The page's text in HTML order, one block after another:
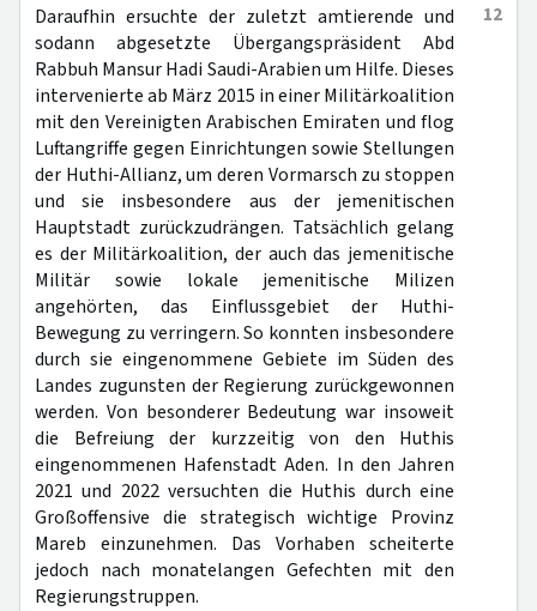
12
Daraufhin ersuchte der zuletzt amtierende und
sodann abgesetzte Übergangspräsident Abd
Rabbuh Mansur Hadi Saudi-Arabien um Hilfe. Dieses
intervenierte ab März 2015 in einer Militärkoalition
mit den Vereinigten Arabischen Emiraten und flog
Luftangriffe gegen Einrichtungen sowie Stellungen
der Huthi-Allianz, um deren Vormarsch zu stoppen
und sie insbesondere aus der jemenitischen
Hauptstadt zurückzudrängen. Tatsächlich gelang
es der Militärkoalition, der auch das jemenitische
Militär sowie lokale jemenitische Milizen
angehörten, das Einflussgebiet der Huthi-
Bewegung zu verringern. So konnten insbesondere
durch sie eingenommene Gebiete im Süden des
Landes zugunsten der Regierung zurückgewonnen
werden. Von besonderer Bedeutung war insoweit
die Befreiung der kurzzeitig von den Huthis
eingenommenen Hafenstadt Aden. In den Jahren
2021 und 2022 versuchten die Huthis durch eine
Großoffensive die strategisch wichtige Provinz
Mareb einzunehmen. Das Vorhaben scheiterte
jedoch nach monatelangen Gefechten mit den
Regierungstruppen.